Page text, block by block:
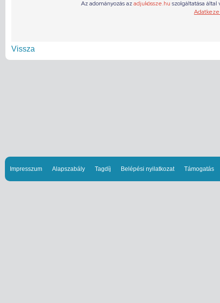
Vissza
Impresszum Alapszabály Tagdíj Belépési nyilatkozat Támogatás